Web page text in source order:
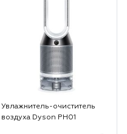
Увлажнитель-очиститель
воздуха Dyson PH01